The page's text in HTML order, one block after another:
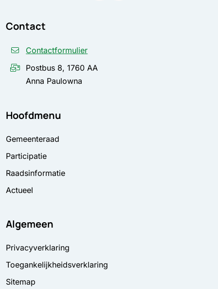
Contact
Contactformulier
Postbus 8, 1760 AA
Anna Paulowna
Hoofdmenu
Gemeenteraad
Participatie
Raadsinformatie
Actueel
Algemeen
Privacyverklaring
Toegankelijkheidsverklaring
Sitemap